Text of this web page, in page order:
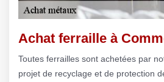
Achat ferraille à
Toutes ferrailles sont achetées par
projet de recyclage et de protection